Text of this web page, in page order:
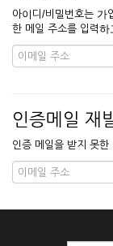
아이디/비밀번호는 가
한 메일 주소를 입력
인증메일 재
인증 메일을 받지 못